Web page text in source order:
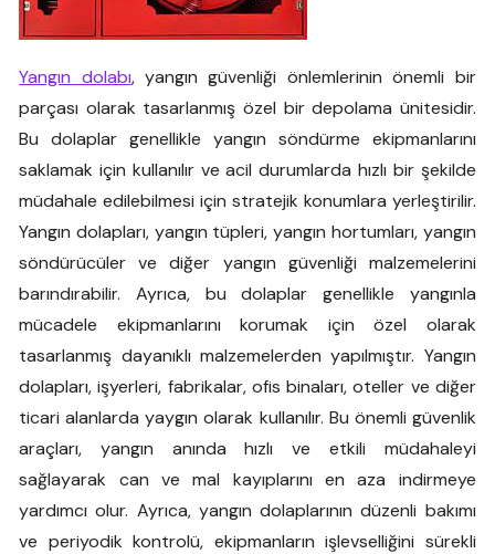
Yangın dolabı, yangın güvenliği önlemlerinin önemli bir
parçası olarak tasarlanmış özel bir depolama ünitesidir.
Bu dolaplar genellikle yangın söndürme ekipmanlarını
saklamak için kullanılır ve acil durumlarda hızlı bir şekilde
müdahale edilebilmesi için stratejik konumlara yerleştirilir.
Yangın dolapları, yangın tüpleri, yangın hortumları, yangın
söndürücüler ve diğer yangın güvenliği malzemelerini
barındırabilir. Ayrıca, bu dolaplar genellikle yangınla
mücadele ekipmanlarını korumak için özel olarak
tasarlanmış dayanıklı malzemelerden yapılmıştır. Yangın
dolapları, işyerleri, fabrikalar, ofis binaları, oteller ve diğer
ticari alanlarda yaygın olarak kullanılır. Bu önemli güvenlik
araçları, yangın anında hızlı ve etkili müdahaleyi
sağlayarak can ve mal kayıplarını en aza indirmeye
yardımcı olur. Ayrıca, yangın dolaplarının düzenli bakımı
ve periyodik kontrolü, ekipmanların işlevselliğini sürekli